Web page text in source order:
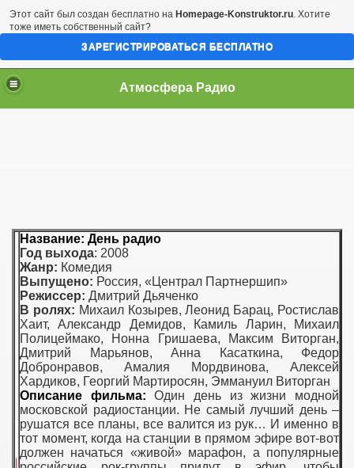
Атмосфера Радио
Название: День радио
Год выхода: 2008
Жанр: Комедия
Выпущено: Россия, «Централ Партнершип»
Режиссер: Дмитрий Дьяченко
В ролях: Михаил Козырев, Леонид Барац, Ростислав
Хаит, Александр Демидов, Камиль Ларин, Михаил
Полицеймако, Нонна Гришаева, Максим Виторган,
Дмитрий Марьянов, Анна Касаткина, Федор
Добронравов, Амалия Мордвинова, Алексей
Хардиков, Георгий Мартиросян, Эммануил Виторган
Описание фильма:Один день из жизни модной
московской радиостанции. Не самый лучший день –
рушатся все планы, все валится из рук… И именно в
тот момент, когда на станции в прямом эфире вот-вот
должен начаться «живой» марафон, а популярные
Этот сайт был создан бесплатно на Homepage-Konstruktor.ru. Хотите
тоже иметь собственный сайт?
ЗАРЕГИСТРИРОВАТЬСЯ БЕСПЛАТНО